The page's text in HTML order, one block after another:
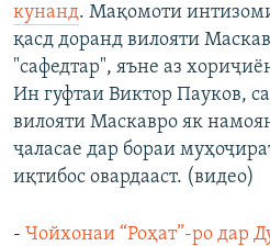
кунанд. Мақомоти
қасд доранд вилояти
"сафедтар", яъне аз
Ин гуфтаи Виктор Пауков,
вилояти Маскавро як
ҷаласае дар бораи
иқтибос овардааст. (видео)
- Чойхонаи “Роҳат”-ро дар